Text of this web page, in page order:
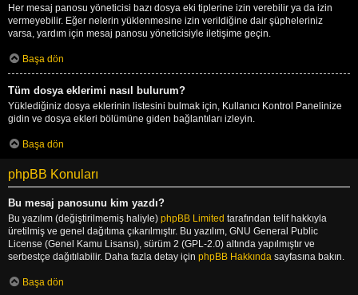
Her mesaj panosu yöneticisi bazı dosya eki tiplerine izin verebilir ya da izin
vermeyebilir. Eğer nelerin yüklenmesine izin verildiğine dair şüpheleriniz
varsa, yardım için mesaj panosu yöneticisiyle iletişime geçin.
Başa dön
Tüm dosya eklerimi nasıl bulurum?
Yüklediğiniz dosya eklerinin listesini bulmak için, Kullanıcı Kontrol Panelinize
gidin ve dosya ekleri bölümüne giden bağlantıları izleyin.
Başa dön
phpBB Konuları
Bu mesaj panosunu kim yazdı?
Bu yazılım (değiştirilmemiş haliyle) phpBB Limited tarafından telif hakkıyla
üretilmiş ve genel dağıtıma çıkarılmıştır. Bu yazılım, GNU General Public
License (Genel Kamu Lisansı), sürüm 2 (GPL-2.0) altında yapılmıştır ve
serbestçe dağıtılabilir. Daha fazla detay için phpBB Hakkında sayfasına bakın.
Başa dön